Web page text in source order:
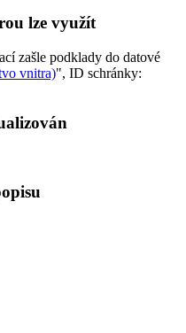
lze využít
zašle podklady do datové
vnitra)", ID schránky: